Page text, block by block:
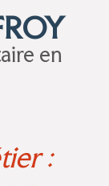
en
: